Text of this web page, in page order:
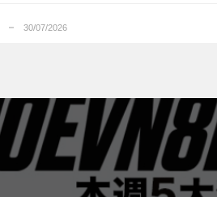
次及時救贖...
最高規格的防護...
題注入生活能量... 12/07/2026
30/07/2026
次及時救贖... 29/07/2026
25/07/2026